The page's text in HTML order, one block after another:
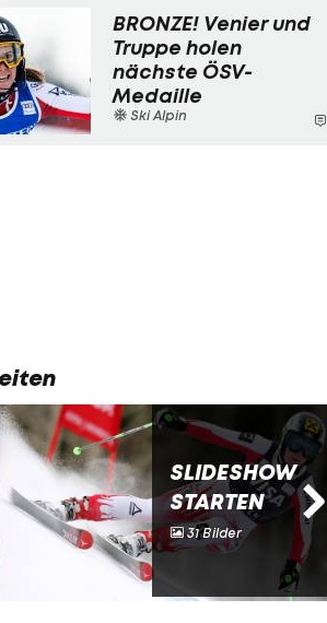
BRONZE! Venier und
Truppe holen
nächste ÖSV-
Medaille
Ski Alpin
SLIDESHOW
STARTEN
31 Bilder